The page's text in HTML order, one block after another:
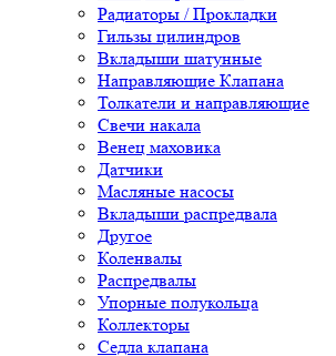
Радиаторы / Прокладки
Гильзы цилиндров
Вкладыши шатунные
Направляющие Клапана
Толкатели и направляющие
Свечи накала
Венец маховика
Датчики
Масляные насосы
Вкладыши распредвала
Другое
Коленвалы
Распредвалы
Упорные полукольца
Коллекторы
Седла клапана